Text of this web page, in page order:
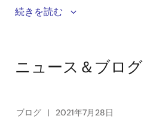
An overview of the triac-
architecture is that it is much
winning combination page.
続きを読む
ニュース＆ブログ
ブログ 2021年7月28日